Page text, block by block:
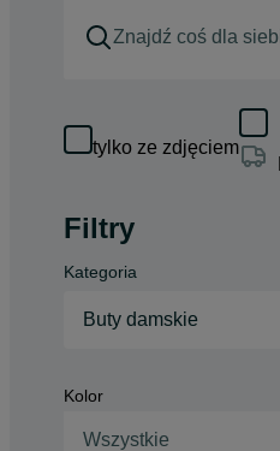
tylko ze zdjęciem
Filtry
Kategoria
Buty damskie
Kolor
Wszystkie